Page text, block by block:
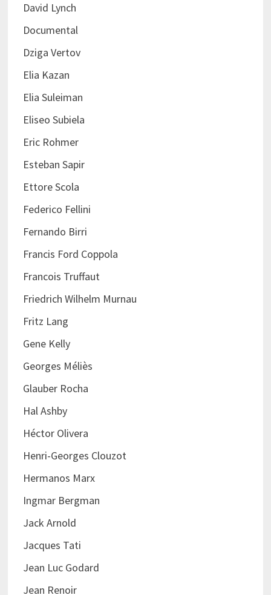
David Lynch
Documental
Dziga Vertov
Elia Kazan
Elia Suleiman
Eliseo Subiela
Eric Rohmer
Esteban Sapir
Ettore Scola
Federico Fellini
Fernando Birri
Francis Ford Coppola
Francois Truffaut
Friedrich Wilhelm Murnau
Fritz Lang
Gene Kelly
Georges Méliès
Glauber Rocha
Hal Ashby
Héctor Olivera
Henri-Georges Clouzot
Hermanos Marx
Ingmar Bergman
Jack Arnold
Jacques Tati
Jean Luc Godard
Jean Renoir